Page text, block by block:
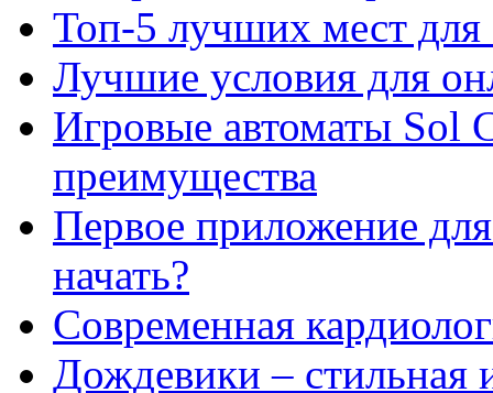
Топ-5 лучших мест для
Лучшие условия для
Игровые автоматы Sol
преимущества
Первое приложение
начать?
Современная
Дождевики – стильная